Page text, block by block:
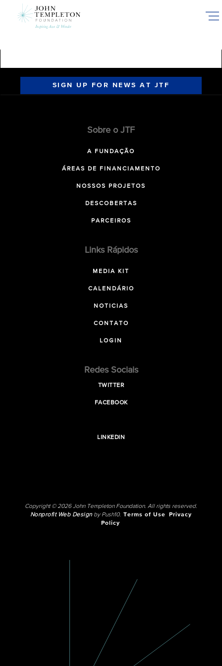
SIGN UP FOR NEWS AT JTF
Sobre o JTF
A FUNDAÇÃO
ÁREAS DE FINANCIAMENTO
NOSSOS PROJETOS
DESCOBERTAS
PARCEIROS
Links Rápidos
MEDIA KIT
CALENDÁRIO
NOTICIAS
CONTATO
LOGIN
Redes Sociais
TWITTER
FACEBOOK
LINKEDIN
Copyright © 2026 John Templeton Foundation. All rights reserved.
Nonprofit Web Designby Push10. Terms of Use
Privacy
Policy